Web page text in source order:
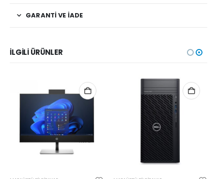
GARANTI VE İADE
İLGILI ÜRÜNLER